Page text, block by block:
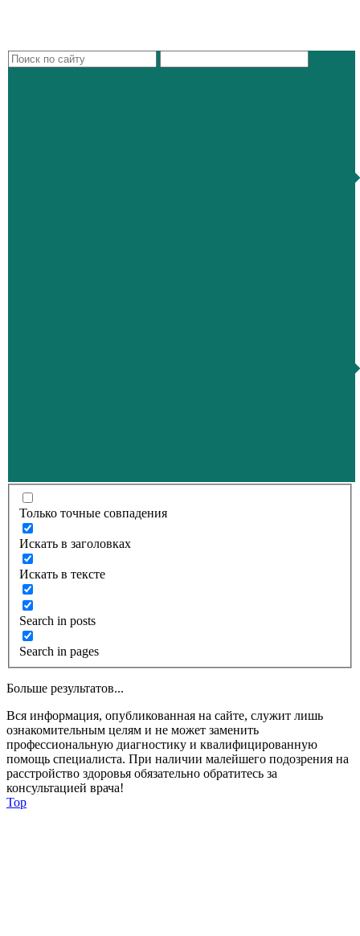
Только точные совпадения
Искать в заголовках
Искать в тексте
Search in posts
Search in pages
Больше результатов...
Вся информация, опубликованная на сайте, служит лишь
ознакомительным целям и не может заменить
профессиональную диагностику и квалифицированную
помощь специалиста. При наличии малейшего подозрения на
расстройство здоровья обязательно обратитесь за
консультацией врача!
Top